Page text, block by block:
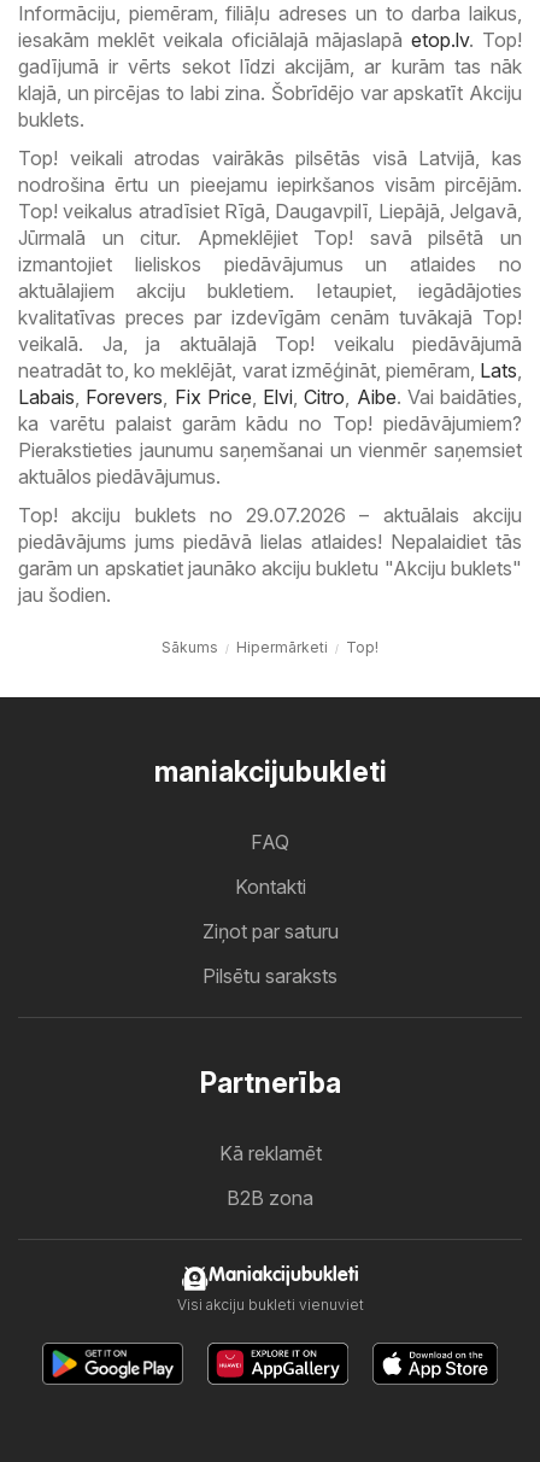
Informāciju, piemēram, filiāļu adreses un to darba laikus,
iesakām meklēt veikala oficiālajā mājaslapāetop.lv. Top!
gadījumā ir vērts sekot līdzi akcijām, ar kurām tas nāk
klajā, un pircējas to labi zina. Šobrīdējo var apskatīt Akciju
buklets.
Top! veikali atrodas vairākās pilsētās visā Latvijā, kas
nodrošina ērtu un pieejamu iepirkšanos visām pircējām.
Top! veikalus atradīsiet Rīgā, Daugavpilī, Liepājā, Jelgavā,
Jūrmalā un citur. Apmeklējiet Top! savā pilsētā un
izmantojiet lieliskos piedāvājumus un atlaides no
aktuālajiem akciju bukletiem. Ietaupiet, iegādājoties
kvalitatīvas preces par izdevīgām cenām tuvākajā Top!
veikalā. Ja, ja aktuālajā Top! veikalu piedāvājumā
neatradāt to, ko meklējāt, varat izmēģināt, piemēram, Lats,
Labais, Forevers, Fix Price, Elvi,Citro, Aibe. Vai baidāties,
ka varētu palaist garām kādu no Top! piedāvājumiem?
Pierakstieties jaunumu saņemšanai un vienmēr saņemsiet
aktuālos piedāvājumus.
Top! akciju buklets no 29.07.2026 – aktuālais akciju
piedāvājums jums piedāvā lielas atlaides! Nepalaidiet tās
garām un apskatiet jaunāko akciju bukletu "Akciju buklets"
jau šodien.
Sākums Hipermārketi Top!
maniakcijubukleti
FAQ
Kontakti
Ziņot par saturu
Pilsētu saraksts
Partnerība
Kā reklamēt
B2B zona
Maniakcijubukleti
Visi akciju bukleti vienuviet